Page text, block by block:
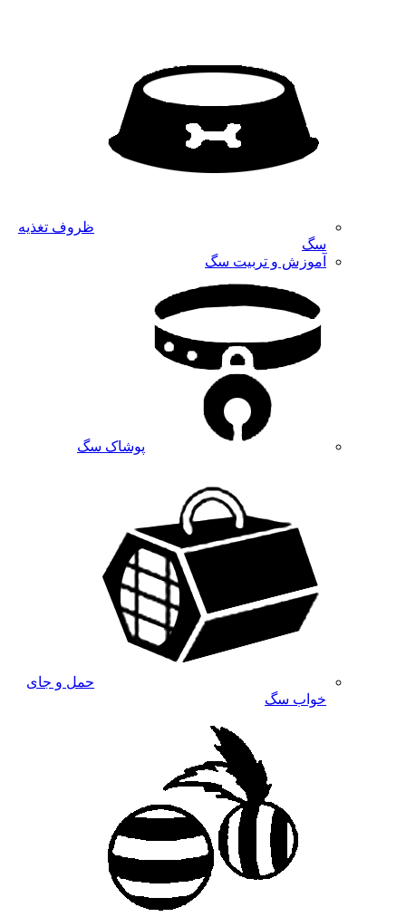
ظروف تغذیه
سگ
آموزش و تربیت سگ
پوشاک سگ
حمل و جای
خواب سگ